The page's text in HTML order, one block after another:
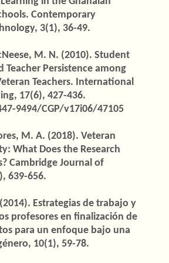
Contemporary
3(1), 36-49.
M. N. (2010). Student
Teacher Persistence among
Teachers. International
17(6), 427-436.
9494/CGP/v17i06/47105
M. A. (2018). Veteran
What Does the Research
Cambridge Journal of
639-656.
Estrategias de trabajo y
profesores en finalización de
para un enfoque bajo una
10(1), 59-78.